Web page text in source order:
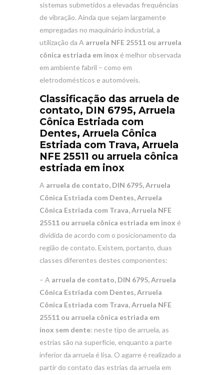
sistemas submetidos a elevadas frequências
de vibração. Ainda que sejam largamente
empregadas no maquinário industrial, a
utilização da A arruela NFE 25511 ou arruela
cônica estriada em inox é melhor observada
em ambiente fabril – como em
eletrodomésticos e automóveis.
Classificação das arruela de
contato, DIN 6795, Arruela
Cônica Estriada com
Dentes, Arruela Cônica
Estriada com Trava, Arruela
NFE 25511 ou arruela cônica
estriada em inox
A arruela de contato, DIN 6795, Arruela
Cônica Estriada com Dentes, Arruela
Cônica Estriada com Trava, Arruela NFE
25511 ou arruela cônica estriada em inox é
dividida de acordo com o posicionamento da
região de contato. Existem, portanto, duas
classes diferentes destes componentes:
– A arruela de contato, DIN 6795, Arruela
Cônica Estriada com Dentes, Arruela
Cônica Estriada com Trava, Arruela NFE
25511 ou arruela cônica estriada em
inox sem dente: neste tipo de arruela, as
estrias são na superfície, enquanto a parte
inferior da arruela é lisa. O agarre é realizado a
partir do contato das estrias da arruela em